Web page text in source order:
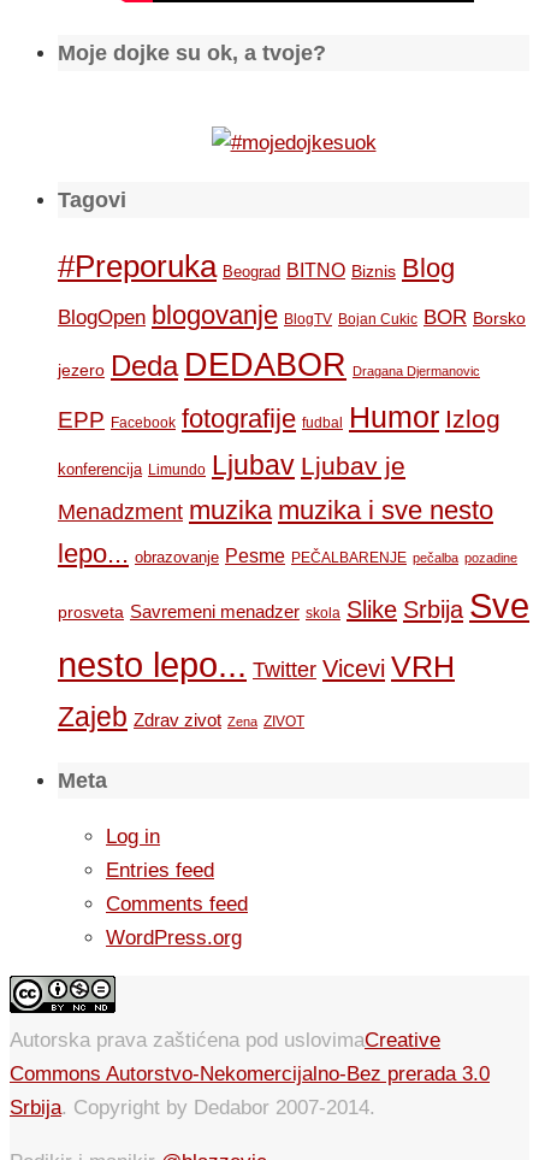
Moje dojke su ok, a tvoje?
Tagovi
#Preporuka Beograd BITNO Biznis Blog
BlogOpen blogovanje BlogTV Bojan Cukic BOR Borsko
jezero Deda DEDABOR Dragana Djermanovic
EPP Facebook fotografije fudbal Humor Izlog
konferencija Limundo Ljubav Ljubav je
Menadzment muzika muzika i sve nesto
lepo... obrazovanje Pesme PEČALBARENJE pečalba pozadine
prosveta Savremeni menadzer skola Slike Srbija Sve
nesto lepo... Twitter Vicevi VRH
Zajeb Zdrav zivot Zena ZIVOT
Meta
Log in
Entries feed
Comments feed
WordPress.org
Autorska prava zaštićena pod uslovimaCreative
Commons Autorstvo-Nekomercijalno-Bez prerada 3.0
Srbija. Copyright by Dedabor 2007-2014.